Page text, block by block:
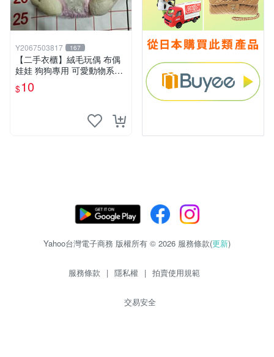
Y2067503817 167
【二手衣櫃】絨毛玩偶 布偶
娃娃 狗狗專用 可愛動物系列
耐咬耐磨玩具 玩偶 粉紅熊寵
物玩具 1120929
$10
Yahoo台灣電子商務 版權所有 © 2026 服務條款(更新)
服務條款 | 隱私權 | 拍賣使用規範
交易安全